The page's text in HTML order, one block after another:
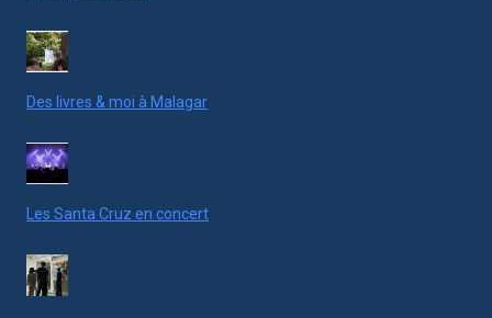
Des livres & moi à Malagar
Les Santa Cruz en concert